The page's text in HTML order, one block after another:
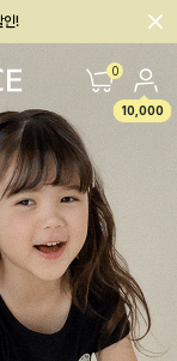
!
0
10,000
/상의 하의/레깅스